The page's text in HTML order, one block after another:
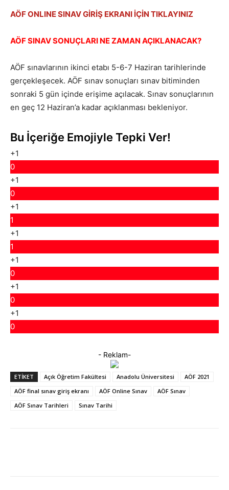
AÖF ONLINE SINAV GİRİŞ EKRANI İÇİN TIKLAYINIZ
AÖF SINAV SONUÇLARI NE ZAMAN AÇIKLANACAK?
AÖF sınavlarının ikinci etabı 5-6-7 Haziran tarihlerinde
gerçekleşecek. AÖF sınav sonuçları sınav bitiminden
sonraki 5 gün içinde erişime açılacak. Sınav sonuçlarının
en geç 12 Haziran’a kadar açıklanması bekleniyor.
Bu İçeriğe Emojiyle Tepki Ver!
+1
0
+1
0
+1
1
+1
1
+1
0
+1
0
+1
0
- Reklam-
ETIKET Açık Öğretim Fakültesi Anadolu Üniversitesi
AÖF 2021
AÖF final sınav giriş ekranı
AÖF Online Sınav
AÖF Sınav
AÖF Sınav Tarihleri
Sınav Tarihi